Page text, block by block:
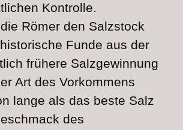
Kontrolle.
Römer den Salzstock
Funde aus der
frühere Salzgewinnung
Art des Vorkommens
lange als das beste Salz
des